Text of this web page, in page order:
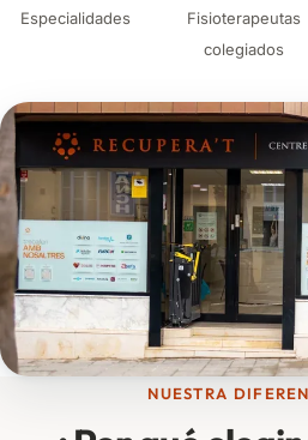
Especialidades
Fisioterapeutas
colegiados
NUESTRA